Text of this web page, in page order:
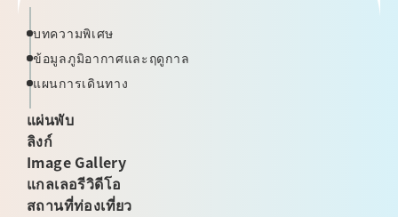
บทความพิเศษ
ข้อมูลภูมิอากาศและฤดูกาล
แผนการเดินทาง
แผ่นพับ
ลิงก์
Image Gallery
แกลเลอรีวิดีโอ
สถานที่ท่องเที่ยว